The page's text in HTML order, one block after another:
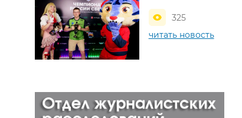
325
читать новость